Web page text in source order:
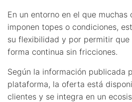
En un entorno en el que muchas
imponen topes o condiciones,
su flexibilidad y por permitir que
forma continua sin fricciones.
Según la información publicada
plataforma, la oferta está
clientes y se integra en un